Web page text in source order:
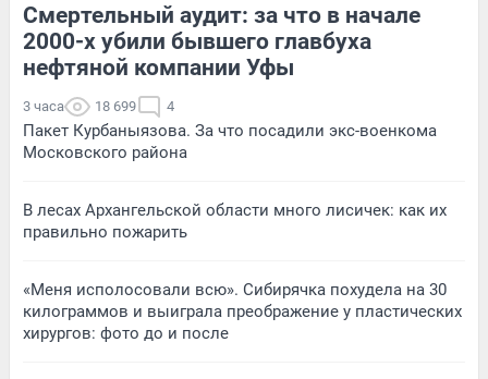
Смертельный аудит: за что в начале
2000-х убили бывшего главбуха
нефтяной компании Уфы
3 часа 18 699 4
Пакет Курбаныязова. За что посадили экс-военкома
Московского района
В лесах Архангельской области много лисичек: как их
правильно пожарить
«Меня исполосовали всю». Сибирячка похудела на 30
килограммов и выиграла преображение у пластических
хирургов: фото до и после